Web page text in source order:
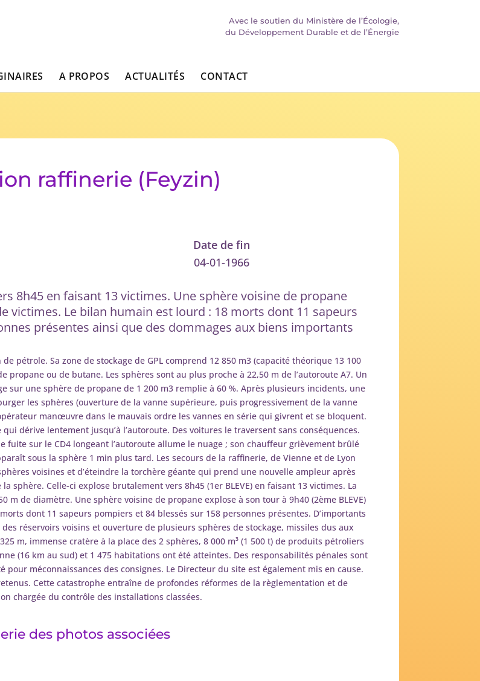
Avec le soutien du Ministère de l’Écologie,
du Développement Durable et de l’Énergie
A PROPOS ACTUALITÉS CONTACT
raffinerie (Feyzin)
Date de fin
04-01-1966
8h45 en faisant 13 victimes. Une sphère voisine de propane
victimes. Le bilan humain est lourd : 18 morts dont 11 sapeurs
présentes ainsi que des dommages aux biens importants
pétrole. Sa zone de stockage de GPL comprend 12 850 m3 (capacité théorique 13 100
propane ou de butane. Les sphères sont au plus proche à 22,50 m de l’autoroute A7. Un
sur une sphère de propane de 1 200 m3 remplie à 60 %. Après plusieurs incidents, une
les sphères (ouverture de la vanne supérieure, puis progressivement de la vanne
manœuvre dans le mauvais ordre les vannes en série qui givrent et se bloquent.
dérive lentement jusqu’à l’autoroute. Des voitures le traversent sans conséquences.
fuite sur le CD4 longeant l’autoroute allume le nuage ; son chauffeur grièvement brûlé
sous la sphère 1 min plus tard. Les secours de la raffinerie, de Vienne et de Lyon
voisines et d’éteindre la torchère géante qui prend une nouvelle ampleur après
sphère. Celle-ci explose brutalement vers 8h45 (1er BLEVE) en faisant 13 victimes. La
de diamètre. Une sphère voisine de propane explose à son tour à 9h40 (2ème BLEVE)
dont 11 sapeurs pompiers et 84 blessés sur 158 personnes présentes. D’importants
réservoirs voisins et ouverture de plusieurs sphères de stockage, missiles dus aux
m, immense cratère à la place des 2 sphères, 8 000 m³ (1 500 t) de produits pétroliers
(16 km au sud) et 1 475 habitations ont été atteintes. Des responsabilités pénales sont
pour méconnaissances des consignes. Le Directeur du site est également mis en cause.
Cette catastrophe entraîne de profondes réformes de la règlementation et de
chargée du contrôle des installations classées.
des photos associées